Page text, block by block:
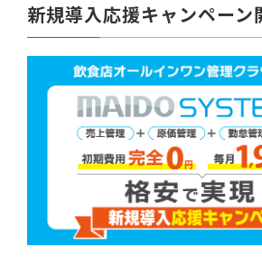
新規導入応援キャンペーン